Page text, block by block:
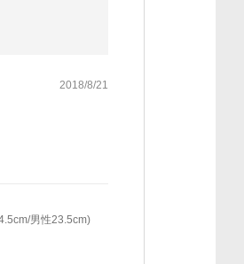
2018/8/21
男性23.5cm)